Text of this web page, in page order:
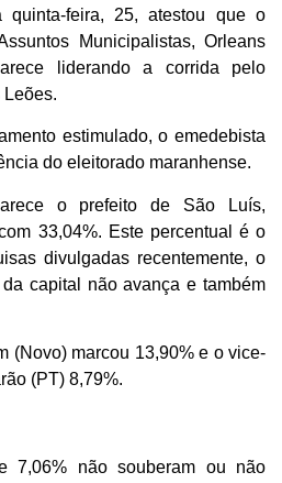
quinta-feira, 25, atestou que o
Municipalistas, Orleans
liderando a corrida pelo
estimulado, o emedebista
do eleitorado maranhense.
o prefeito de São Luís,
33,04%. Este percentual é o
divulgadas recentemente, o
capital não avança e também
(Novo) marcou 13,90% e o vice-
(PT) 8,79%.
7,06% não souberam ou não